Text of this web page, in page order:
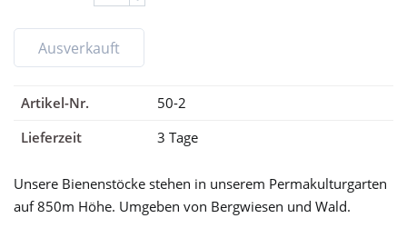
Ausverkauft
Artikel-Nr.
50-2
Lieferzeit
3 Tage
Unsere Bienenstöcke stehen in unserem Permakulturgarten
auf 850m Höhe. Umgeben von Bergwiesen und Wald.